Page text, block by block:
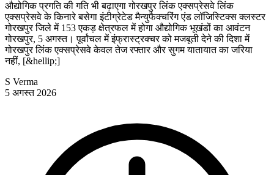
औद्योगिक प्रगति की गति भी बढ़ाएगा गोरखपुर लिंक एक्सप्रेसवे लिंक
एक्सप्रेसवे के किनारे बसेगा इंटीग्रेटेड मैन्युफैक्चरिंग एंड लॉजिस्टिक्स क्लस्टर
गोरखपुर जिले में 153 एकड़ क्षेत्रफल में होगा औद्योगिक भूखंडों का आवंटन
गोरखपुर, 5 अगस्त। पूर्वांचल में इंफ्रास्ट्रक्चर को मजबूती देने की दिशा में
गोरखपुर लिंक एक्सप्रेसवे केवल तेज रफ्तार और सुगम यातायात का जरिया
नहीं, [&hellip;]
S Verma
5 अगस्त 2026